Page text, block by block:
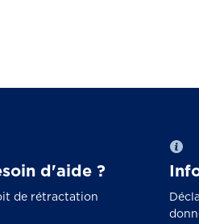
d'aide ?
de rétractation